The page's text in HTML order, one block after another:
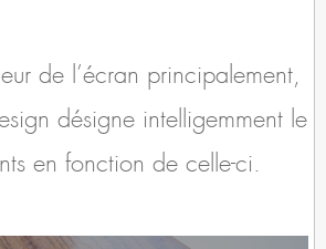
de l’écran principalement,
désigne intelligemment le
en fonction de celle-ci.